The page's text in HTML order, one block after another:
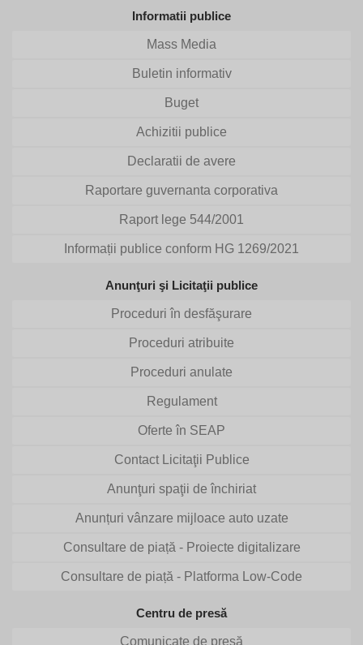
Informatii publice
Mass Media
Buletin informativ
Buget
Achizitii publice
Declaratii de avere
Raportare guvernanta corporativa
Raport lege 544/2001
Informații publice conform HG 1269/2021
Anunţuri şi Licitaţii publice
Proceduri în desfăşurare
Proceduri atribuite
Proceduri anulate
Regulament
Oferte în SEAP
Contact Licitaţii Publice
Anunţuri spaţii de închiriat
Anunțuri vânzare mijloace auto uzate
Consultare de piață - Proiecte digitalizare
Consultare de piață - Platforma Low-Code
Centru de presă
Comunicate de presă